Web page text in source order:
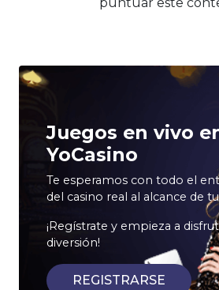
Juegos en vivo
YoCasino
Te esperamos con todo el
del casino real al alcance de
¡Regístrate y empieza a
diversión!
REGISTRARSE